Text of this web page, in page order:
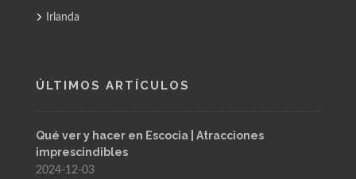
Irlanda
ÚLTIMOS ARTÍCULOS
Qué ver y hacer en Escocia | Atracciones
imprescindibles
2024-12-03